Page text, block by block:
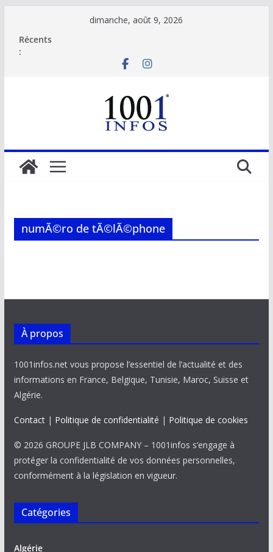
contenu
dimanche, août 9, 2026
Récents
:
numÃ©ro de tÃ©lÃ©phone
À propos
1001infos.net vous propose l’essentiel de l’actualité et des
informations en France, Belgique, Tunisie, Maroc, Suisse et
Algérie.
Contact| Politique de confidentialité | Politique de cookies
© 2026 GROUPE JLB COMPANY – 1001infos s’engage à
protéger la confidentialité de vos données personnelles,
conformément à la législation en vigueur.
Catégories
Algérie